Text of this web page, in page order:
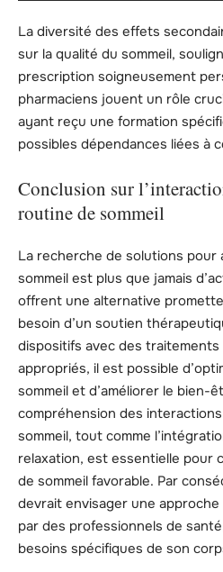
La diversité des effets
sur la qualité du sommeil,
prescription soigneusement
pharmaciens jouent un rôle
ayant reçu une formation
possibles dépendances liées à
Conclusion sur
routine de sommeil
La recherche de solutions pour
sommeil est plus que jamais
offrent une alternative
besoin d’un soutien
dispositifs avec des traitements
appropriés, il est possible
sommeil et d’améliorer le bien-
compréhension des
sommeil, tout comme
relaxation, est essentielle pour
de sommeil favorable. Par
devrait envisager une
par des professionnels de
besoins spécifiques de son